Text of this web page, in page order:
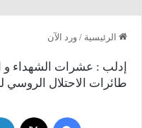
الرئيسية / ورد الآن
إدلب : عشرات الشهداء
طائرات الاحتلال الروسي
فيسبوك